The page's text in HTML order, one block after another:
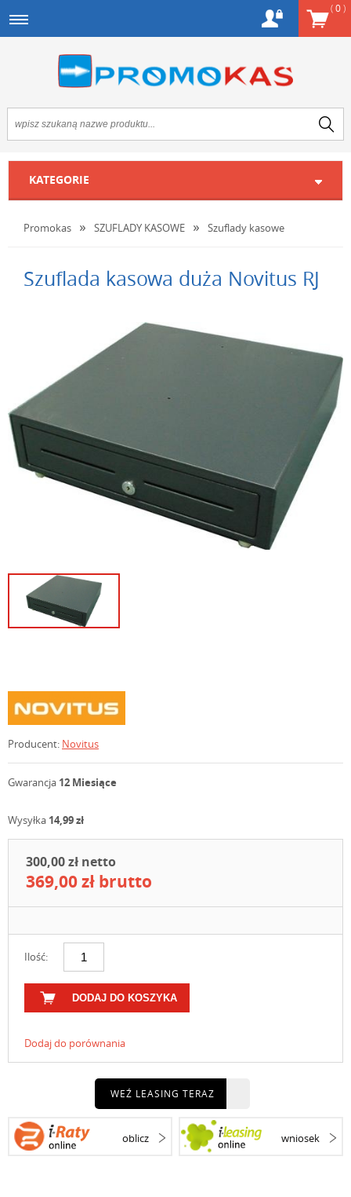
(0)
KATEGORIE
Promokas SZUFLADY KASOWE Szuflady kasowe
Szuflada kasowa duża Novitus RJ
Producent: Novitus
Gwarancja 12 Miesiące
Wysyłka 14,99 zł
300,00 zł netto
369,00 zł brutto
Ilość:
DODAJ DO KOSZYKA
Dodaj do porównania
WEŹ LEASING TERAZ
oblicz wniosek